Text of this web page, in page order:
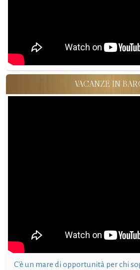
VACANZE IN
C'è un mare di opportunità per chi